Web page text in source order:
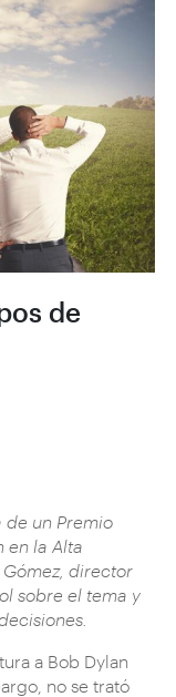
de
un Premio
en la Alta
Gómez, director
sobre el tema y
a Bob Dylan
no se trató